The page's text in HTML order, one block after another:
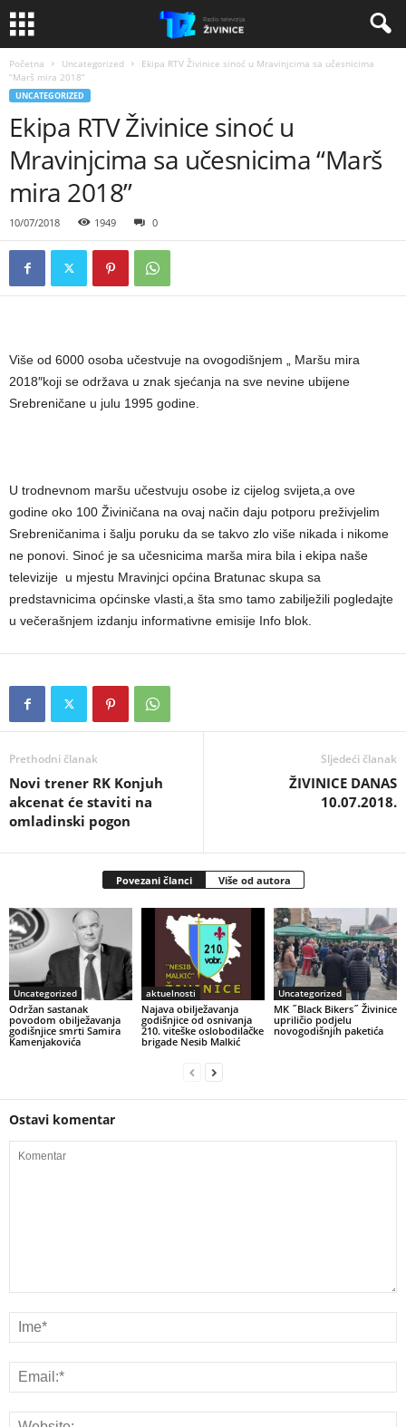
Početna Uncategorized
Ekipa RTV Živinice sinoć u Mravinjcima sa učesnicima
“Marš mira 2018”
UNCATEGORIZED
Ekipa RTV Živinice sinoć u
Mravinjcima sa učesnicima “Marš
mira 2018”
10/07/2018 1949 0
Više od 6000 osoba učestvuje na ovogodišnjem „ Maršu mira
2018″koji se održava u znak sjećanja na sve nevine ubijene
Srebreničane u julu 1995 godine.
U trodnevnom maršu učestvuju osobe iz cijelog svijeta,a ove
godine oko 100 Živiničana na ovaj način daju potporu preživjelim
Srebreničanima i šalju poruku da se takvo zlo više nikada i nikome
ne ponovi. Sinoć je sa učesnicima marša mira bila i ekipa naše
televizije u mjestu Mravinjci općina Bratunac skupa sa
predstavnicima općinske vlasti,a šta smo tamo zabilježili pogledajte
u večerašnjem izdanju informativne emisije Info blok.
Prethodni članak
Novi trener RK Konjuh
akcenat će staviti na
omladinski pogon
Sljedeći članak
ŽIVINICE DANAS
10.07.2018.
Povezani članci Više od autora
Uncategorized
Održan sastanak
povodom obilježavanja
godišnjice smrti Samira
Kamenjakovića
aktuelnosti
Najava obilježavanja
godišnjice od osnivanja
210. viteške oslobodilačke
brigade Nesib Malkić
Uncategorized
MK ˝Black Bikers˝ Živinice
upriličio podjelu
novogodišnjih paketića
Ostavi komentar